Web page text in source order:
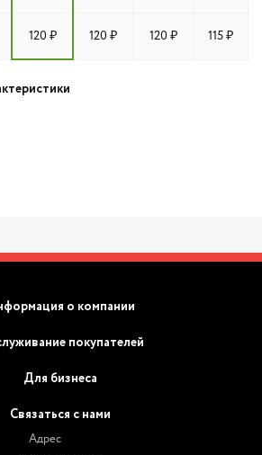
120 ₽ 120 ₽ 120 ₽ 115 ₽
о компании
покупателей
Для бизнеса
Связаться с нами
Адрес